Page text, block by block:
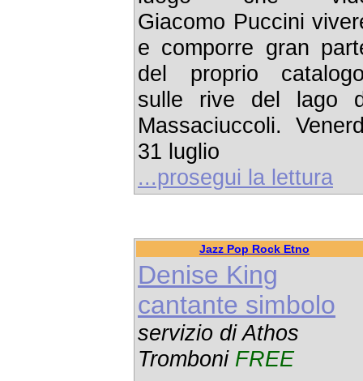
Giacomo Puccini
e comporre gran
del proprio
sulle rive del lago
Massaciuccoli.
31 luglio
...prosegui la lettura
Jazz Pop Rock Etno
Denise King
cantante simbolo
servizio di Athos
Tromboni FREE